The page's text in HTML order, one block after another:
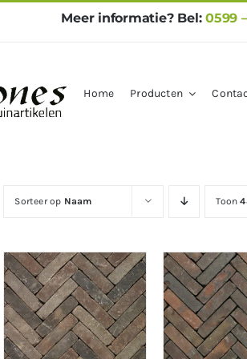
Meer informatie? Bel:0599
Home Producten
Sorteer op Naam Toon